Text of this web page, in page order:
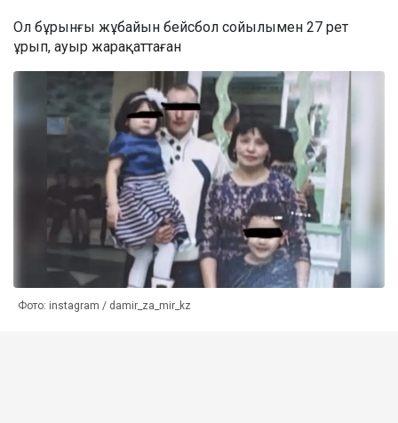
Ол бұрынғы жұбайын бейсбол сойылымен 27 рет
ұрып, ауыр жарақаттаған
Фото: instagram / damir_za_mir_kz